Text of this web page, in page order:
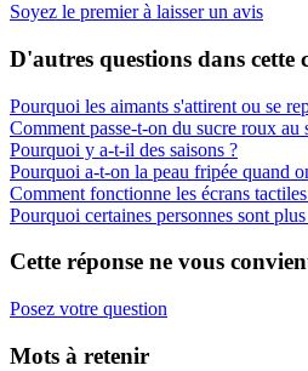
Soyez le premier à laisser un avis
D'autres questions dans cette
Pourquoi les aimants s'attirent ou se
Comment passe-t-on du sucre roux au
Pourquoi y a-t-il des saisons ?
Pourquoi a-t-on la peau fripée quand
Comment fonctionne les écrans
Pourquoi certaines personnes sont
Cette réponse ne vous
Posez votre question
Mots à retenir